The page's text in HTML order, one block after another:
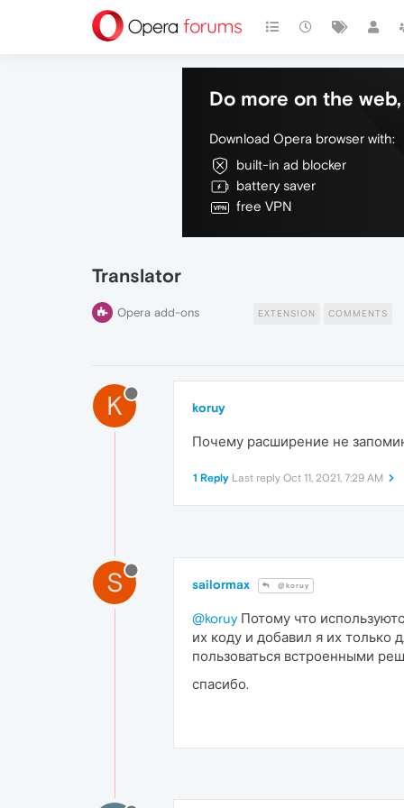
Do more on the
Download Opera browser with:
built-in ad blocker
battery saver
free VPN
Translator
Opera add-ons EXTENSION COMMENTS
K koruy
Почему расширение не
1 Reply Last reply Oct 11, 2021, 7:29 AM
S sailormax @koruy
@koruyПотому что
их коду и добавил я их
пользоваться встроенными
спасибо.